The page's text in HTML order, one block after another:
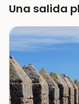
Una salida